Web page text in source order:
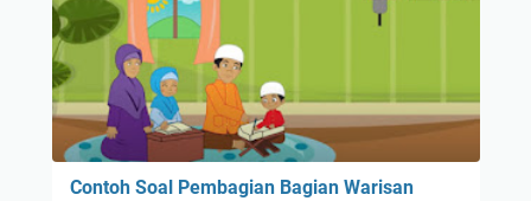
Contoh Soal Pembagian Bagian Warisan